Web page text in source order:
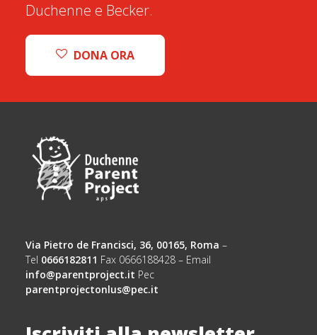
Duchenne e Becker.
DONA ORA
Via Pietro de Francisci, 36, 00165, Roma –
Tel 0666182811 Fax 0666188428 – Email
info@parentproject.it Pec
parentprojectonlus@pec.it